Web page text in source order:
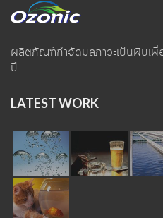
ผลิตภัณฑ์กำจัดมลภาวะเป็นพิษเ
ปี
LATEST WORK